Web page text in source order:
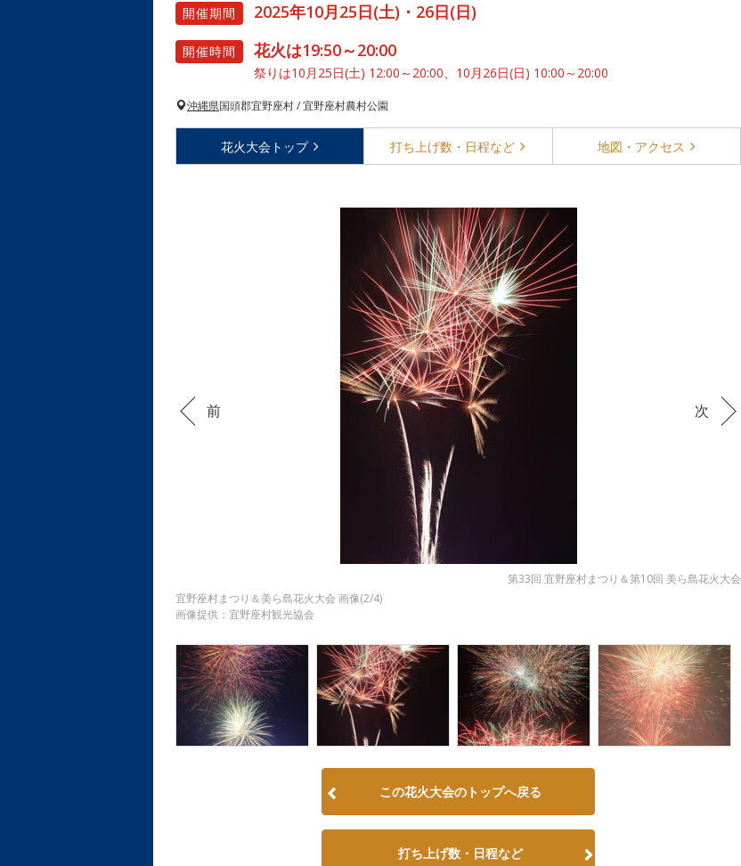
開催期間 2025年10月25日(土)・26日(日)
開催時間 花火は19:50～20:00
祭りは10月25日(土) 12:00～20:00、10月26日(日) 10:00～20:00
沖縄県国頭郡宜野座村 / 宜野座村農村公園
花火大会 トップ 打ち上げ数・ 日程など 地図・ アクセス
第33回 宜野座村まつり＆第10回 美ら島花火大会
宜野座村まつり＆美ら島花火大会 画像(2/4)
画像提供：宜野座村観光協会
前 次
この花火大会のトップへ戻る
打ち上げ数・日程など